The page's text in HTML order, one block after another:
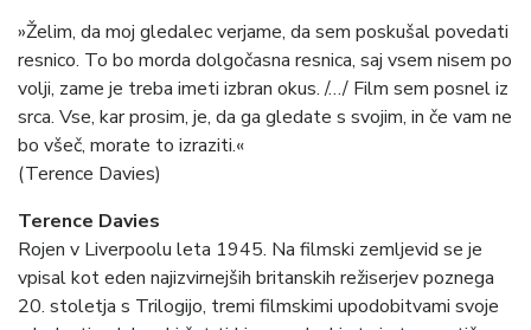
»Želim, da moj gledalec verjame, da sem poskušal povedati
resnico. To bo morda dolgočasna resnica, saj vsem nisem po
volji, zame je treba imeti izbran okus. /…/ Film sem posnel iz
srca. Vse, kar prosim, je, da ga gledate s svojim, in če vam ne
bo všeč, morate to izraziti.«
(Terence Davies)
Terence Davies
Rojen v Liverpoolu leta 1945. Na filmski zemljevid se je
vpisal kot eden najizvirnejših britanskih režiserjev poznega
20. stoletja s Trilogijo, tremi filmskimi upodobitvami svoje